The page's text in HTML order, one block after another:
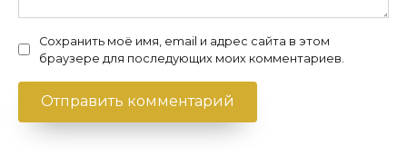
Сохранить моё имя, email и адрес сайта в этом
браузере для последующих моих комментариев.